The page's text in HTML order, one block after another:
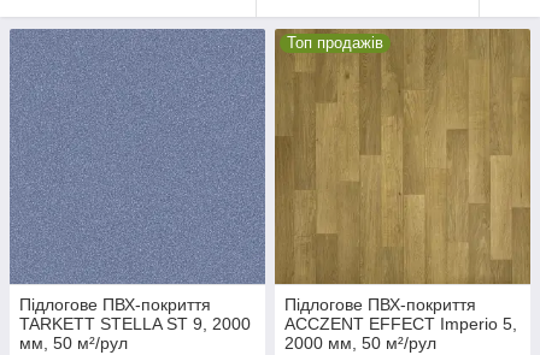
Підлогове ПВХ-покриття
TARKETT STELLA ST 9, 2000
мм, 50 м²/рул
Топ продажів
Підлогове ПВХ-покриття
ACCZENT EFFECT Imperio 5,
2000 мм, 50 м²/рул